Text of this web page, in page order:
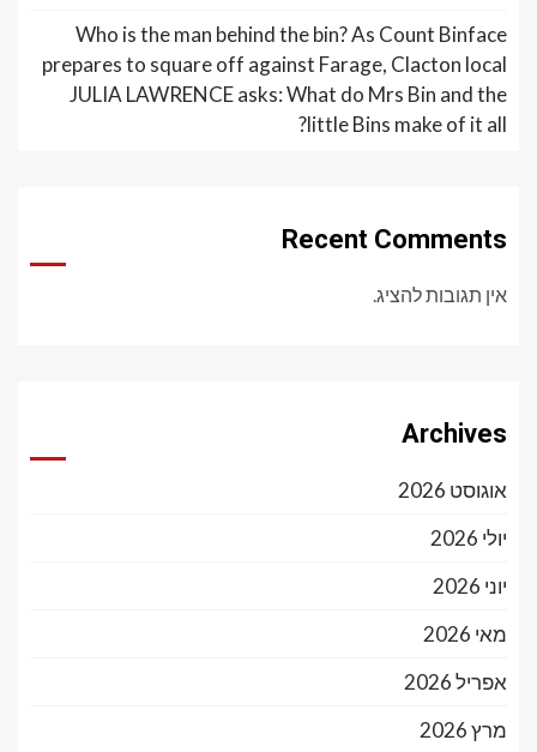
Who is the man behind the bin? As Count Binface
prepares to square off against Farage, Clacton local
JULIA LAWRENCE asks: What do Mrs Bin and the
little Bins make of it all?
Recent Comments
אין תגובות להציג.
Archives
אוגוסט 2026
יולי 2026
יוני 2026
מאי 2026
אפריל 2026
מרץ 2026